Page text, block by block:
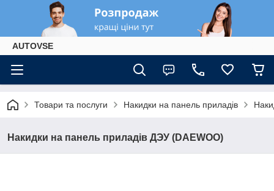
AUTOVSE
Товари та послуги Накидки на панель приладів
Накидки на панель приладів ДЭУ (DAEWOO)